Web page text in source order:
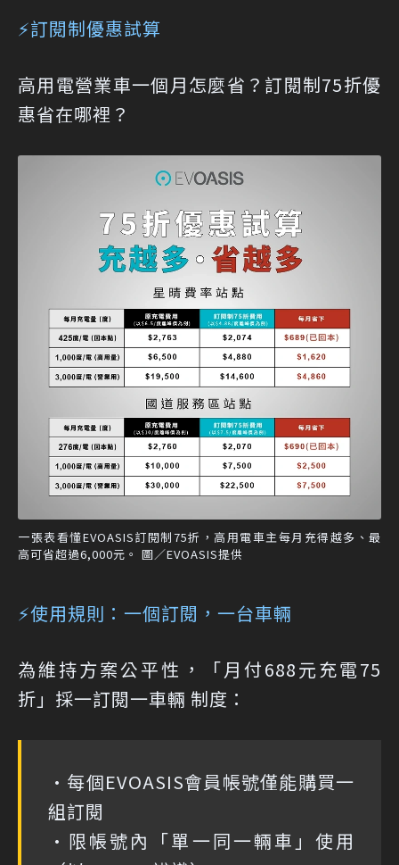
⚡訂閱制優惠試算
高用電營業車一個月怎麼省？訂閱制75折優
惠省在哪裡？
一張表看懂EVOASIS訂閱制75折，高用電車主每月充得越多、最
高可省超過6,000元。 圖／EVOASIS提供
⚡使用規則：一個訂閱，一台車輛
為維持方案公平性，「月付688元充電75
折」採一訂閱一車輛 制度：
•每個EVOASIS會員帳號僅能購買一
組訂閱
•限帳號內「單一同一輛車」使用